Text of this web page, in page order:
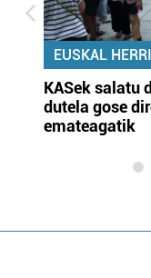
EUSKAL
KASek salatu
dutela gose
emateagatik